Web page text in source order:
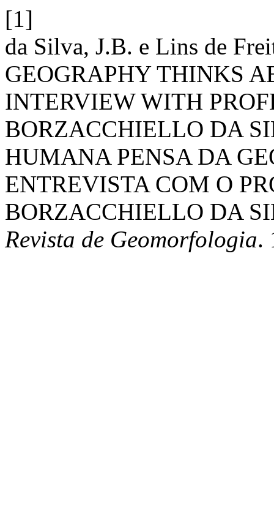
[1]
da Silva, J.B. e Lins de
GEOGRAPHY THINKS
INTERVIEW WITH
BORZACCHIELLO DA
HUMANA PENSA DA
ENTREVISTA COM O
BORZACCHIELLO DA
Revista de Geomorfologia.